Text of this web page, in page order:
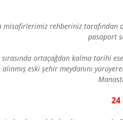
misafirlerimiz rehberiniz
pasaport
sırasında ortaçağdan kalma tarihi
alınmış eski şehir meydanını
24